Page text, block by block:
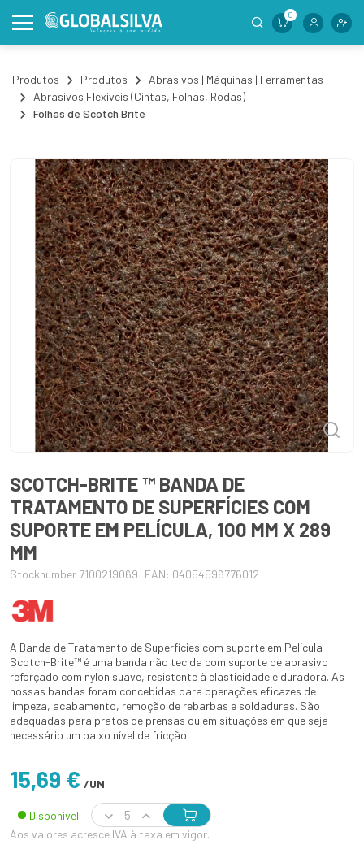
0
Produtos Produtos
Abrasivos | Máquinas | Ferramentas
Abrasivos Flexíveis (Cintas, Folhas, Rodas)
Folhas de Scotch Brite
SCOTCH-BRITE ™ BANDA DE
TRATAMENTO DE SUPERFÍCIES COM
SUPORTE EM PELÍCULA, 100 MM X 289
MM
Stocknumber 7100219069 EAN: 04054596776012
A Banda de Tratamento de Superfícies com suporte em Película
Scotch-Brite™ é uma banda não tecida com suporte de abrasivo
reforçado com nylon suave, resistente à elasticidade e duradora. As
nossas bandas foram concebidas para operações eficazes de
limpeza, acabamento, remoção de rebarbas e soldaduras. São
adequadas para pratos de prensas ou em situações em que seja
necessário um baixo nível de fricção.
15,69 € /UN
Disponível
Aos valores acresce IVA à taxa em vigor.